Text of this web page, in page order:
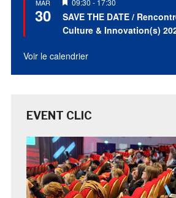
MAR
30
en
avant
SAVE THE DATE /
Culture & Innovation(s)
Voir le calendrier
EVENT CLIC